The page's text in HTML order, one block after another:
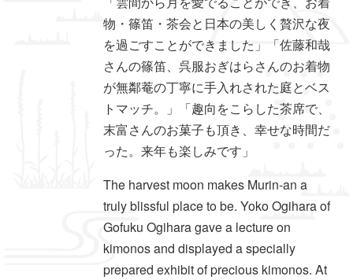
物・篠笛・茶会と日本の美しく贅沢な夜
を過ごすことができました」「佐藤和哉
さんの篠笛、呉服おぎはらさんのお着物
が無鄰菴の丁寧に手入れされた庭とベス
トマッチ。」「趣向をこらした茶席で、
末富さんのお菓子も頂き、幸せな時間だ
った。来年も楽しみです」
The harvest moon makes Murin-an a
truly blissful place to be. Yoko Ogihara of
Gofuku Ogihara gave a lecture on
kimonos and displayed a specially
prepared exhibit of precious kimonos. At